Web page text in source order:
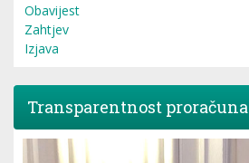
Obavijest
Zahtjev
Izjava
Transparentnost proračuna